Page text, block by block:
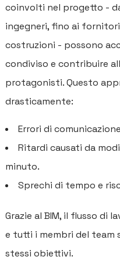
coinvolti nel progetto -
ingegneri, fino ai
costruzioni - possono
condiviso e contribuire
protagonisti. Questo
drasticamente:
Errori di
Ritardi causati da
minuto.
Sprechi di tempo e
Grazie al BIM, il flusso di
e tutti i membri del team
stessi obiettivi.